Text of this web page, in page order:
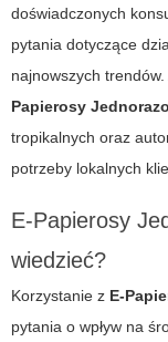
doświadczonych
pytania dotyczące
najnowszych
Papierosy
tropikalnych oraz
potrzeby lokalnych
E-Papierosy
wiedzieć?
Korzystanie z E-
pytania o wpływ na